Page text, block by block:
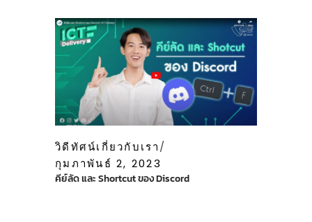
วิดีทัศน์เกี่ยวกับเรา
กุมภาพันธ์ 2, 2023
คีย์ลัด และ Shortcut ของ Discord